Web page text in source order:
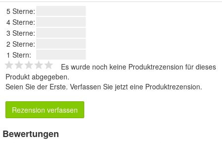
5 Sterne:
4 Sterne:
3 Sterne:
2 Sterne:
1 Stern:
Es wurde noch keine Produktrezension für dieses
Produkt abgegeben.
Seien Sie der Erste. Verfassen Sie jetzt eine Produktrezension.
Rezension verfassen
Bewertungen